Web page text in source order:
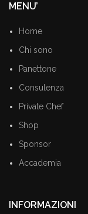
MENU’
Home
Chi sono
Panettone
Consulenza
Private Chef
Shop
Sponsor
Accademia
INFORMAZIONI